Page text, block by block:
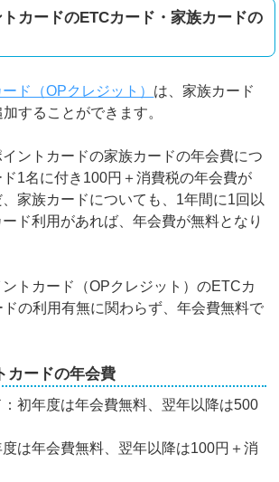
カードのETCカード・家族カードの
ド（OPクレジット） は、家族カード
することができます。
ントカードの家族カードの年会費につ
1名に付き100円＋消費税の年会費が
家族カードについても、1年間に1回以
ード利用があれば、年会費が無料となり
トカード（OPクレジット）のETCカ
の利用有無に関わらず、年会費無料で
カードの年会費
初年度は年会費無料、翌年以降は500
は年会費無料、翌年以降は100円＋消